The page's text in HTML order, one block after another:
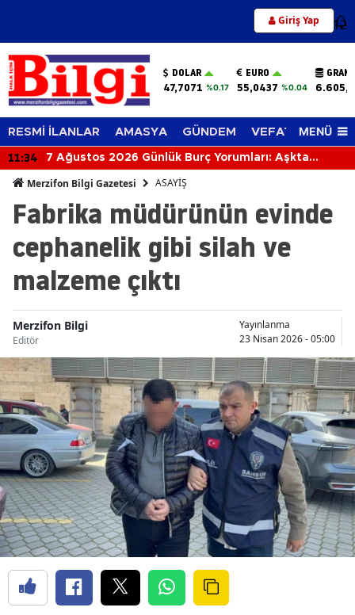
Giriş Yap 12
DOLAR
47,7071 %0.17
EURO
55,0437 %0.04
RESMİ İLANLAR AMASYA GÜNDEM VEFAT EDENLER
MENÜ
11:34
7 Ağustos 2026 Günlük Burç Yorumları: Aşkta
Merzifon Bilgi Gazetesi ASAYİŞ
Fabrika müdürünün evinde
cephanelik gibi silah ve
malzeme çıktı
Merzifon Bilgi
Editör
Yayınlanma
23 Nisan 2026 - 05:00